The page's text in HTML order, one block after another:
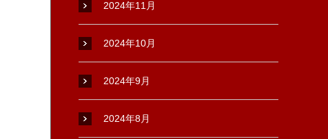
2024年11月
2024年10月
2024年9月
2024年8月